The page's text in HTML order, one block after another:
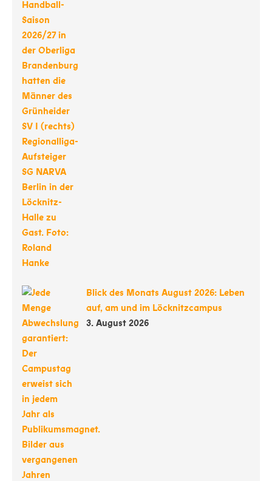
Blick des Monats August 2026: Leben
auf, am und im Löcknitzcampus
3. August 2026